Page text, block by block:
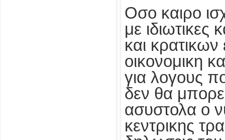
Οσο καιρο
με ιδιωτικες
και
οικονομικη
για λογους
δεν θα
ασυστολα ο
κεντρικης